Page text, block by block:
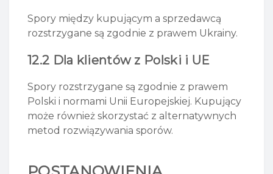
Spory między kupującym a sprzedawcą
rozstrzygane są zgodnie z prawem Ukrainy.
12.2 Dla klientów z Polski i UE
Spory rozstrzygane są zgodnie z prawem
Polski i normami Unii Europejskiej. Kupujący
może również skorzystać z alternatywnych
metod rozwiązywania sporów.